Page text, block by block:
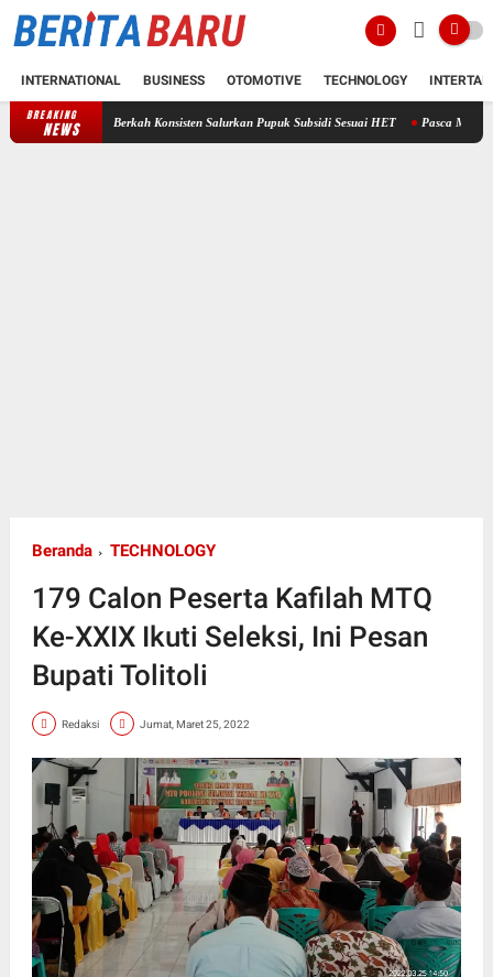
INTERNATIONAL BUSINESS OTOMOTIVE TECHNOLOGY
BREAKING
NEWS
Tani Berkah Konsisten Salurkan Pupuk Subsidi Sesuai HET Pasca Muncul Dugaan
Beranda TECHNOLOGY
179 Calon Peserta Kafilah MTQ
Ke-XXIX Ikuti Seleksi, Ini Pesan
Bupati Tolitoli
Redaksi Jumat, Maret 25, 2022